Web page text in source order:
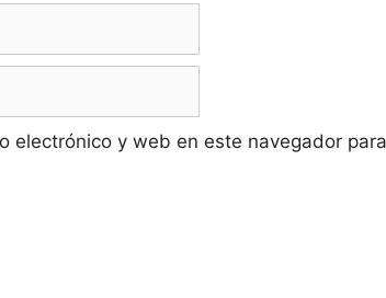
electrónico y web en este navegador